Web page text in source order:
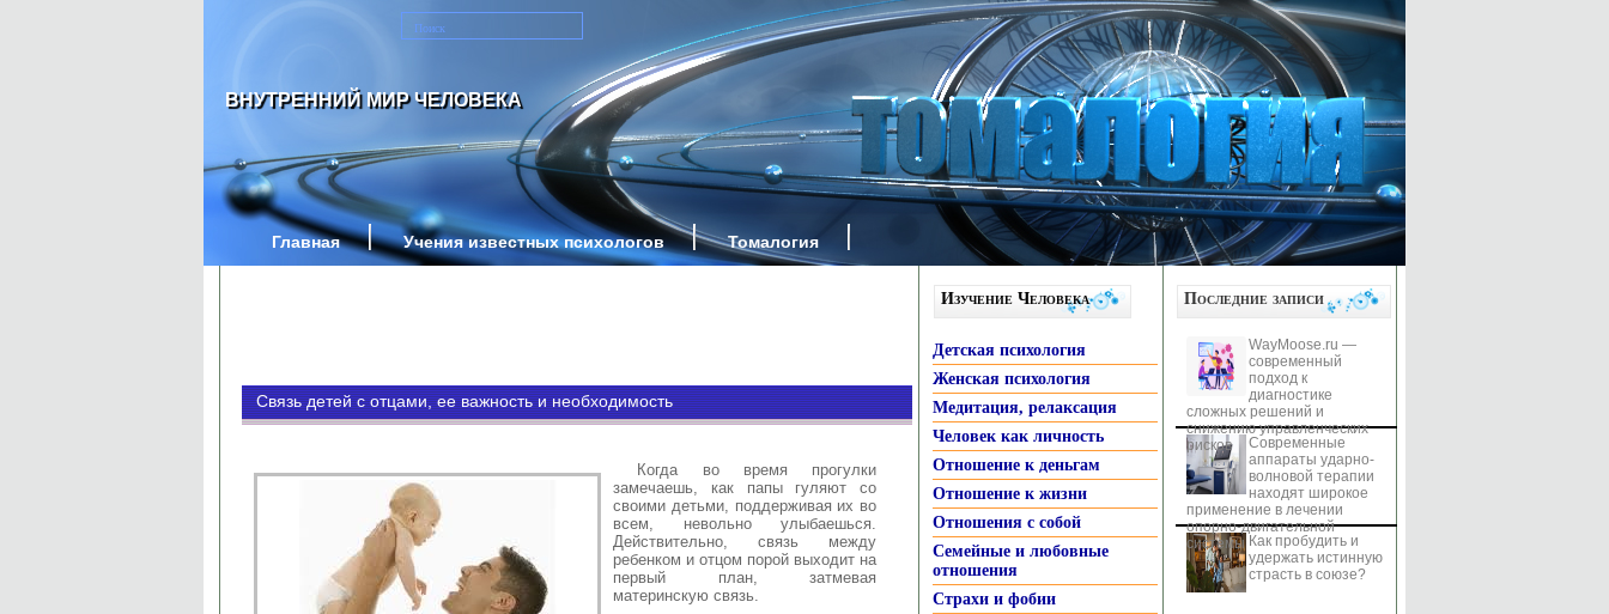
ВНУТРЕННИЙ МИР ЧЕЛОВЕКА
Главная Учения известных психологов Томалогия
Связь детей с отцами, ее важность и необходимость
Когда во время прогулки
замечаешь, как папы гуляют со
своими детьми, поддерживая их во
всем, невольно улыбаешься.
Действительно , связь между
ребенком и отцом порой выходит на
первый план, затмевая
материнскую связь.
Изучение Человека
Детская психология
Женская психология
Медитация, релаксация
Человек как личность
Отношение к деньгам
Отношение к жизни
Отношения с собой
Семейные и любовные
отношения
Страхи и фобии
Последние записи
WayMoose.ru —
современный
подход к
диагностике
сложных решений и
снижению управленческих
рисков
Современные
аппараты ударно-
волновой терапии
находят широкое
применение в лечении
опорно-двигательной
системы Как пробудить и
удержать истинную
страсть в союзе?